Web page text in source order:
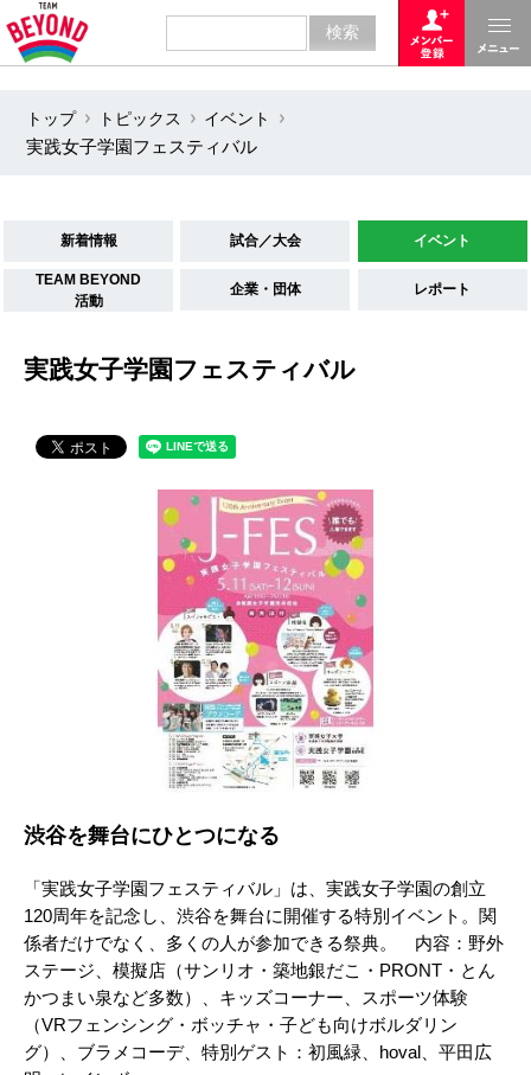
トップ トピックス
イベント
実践女子学園フェスティバル
新着情報 試合／大会 イベント
TEAM BEYOND
活動
企業・団体 レポート
実践女子学園フェスティバル
渋谷を舞台にひとつになる
「実践女子学園フェスティバル」は、実践女子学園の創立
120周年を記念し、渋谷を舞台に開催する特別イベント。関
係者だけでなく、多くの人が参加できる祭典。 内容：野外
ステージ、模擬店（サンリオ・築地銀だこ・PRONT・とん
かつまい泉など多数）、キッズコーナー、スポーツ体験
（VRフェンシング・ボッチャ・子ども向けボルダリン
グ）、ブラメコーデ、特別ゲスト：初風緑、hoval、平田広